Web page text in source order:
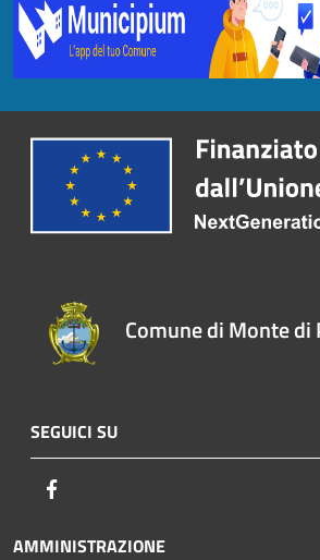
Comune di Monte di
SEGUICI SU
AMMINISTRAZIONE